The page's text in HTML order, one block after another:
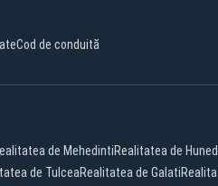
Cod de conduită
de MehedintiRealitatea de
de TulceaRealitatea de Galati